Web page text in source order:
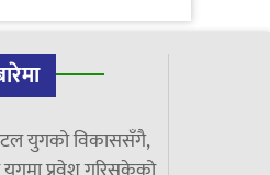
युगको विकाससँगै,